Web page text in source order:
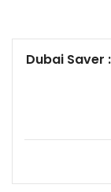
Dubai Saver